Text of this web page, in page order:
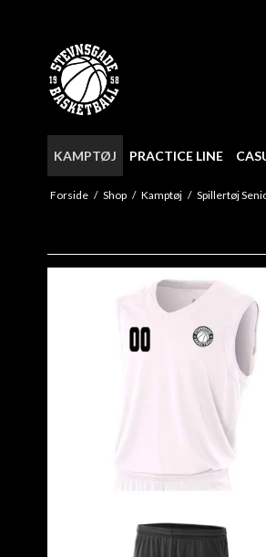
KAMPTØJ PRACTICE LINE
Forside / Shop / Kamptøj / Spillertøj